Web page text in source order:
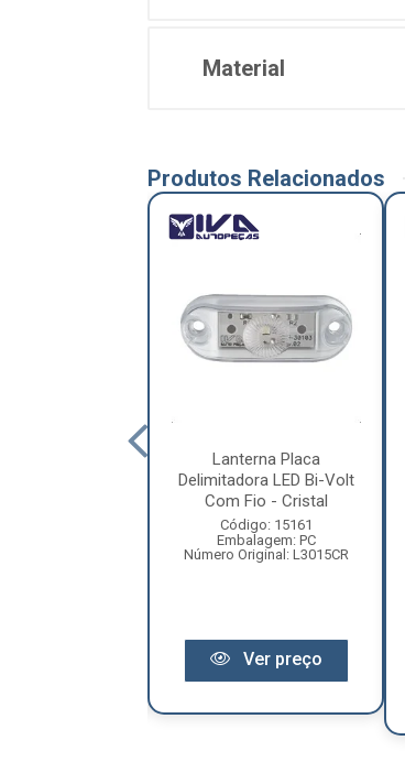
Material
Produtos Relacionados
Lanterna Placa
Delimitadora LED Bi-Volt
Com Fio - Cristal
Código: 15161
Embalagem: PC
Número Original: L3015CR
Ver preço